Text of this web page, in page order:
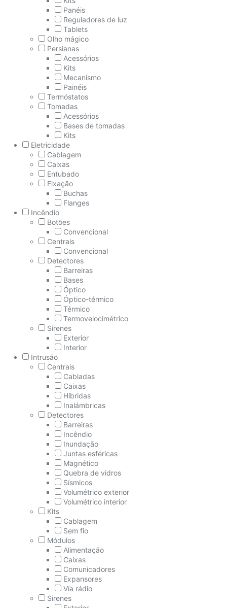
Panéis
Reguladores de luz
Tablets
Olho mágico
Persianas
Acessórios
Kits
Mecanismo
Painéis
Termóstatos
Tomadas
Acessórios
Bases de tomadas
Kits
Eletricidade
Cablagem
Caixas
Entubado
Fixação
Buchas
Flanges
Incêndio
Botões
Convencional
Centrais
Convencional
Detectores
Barreiras
Bases
Óptico
Óptico-térmico
Térmico
Termovelocimétrico
Sirenes
Exterior
Interior
Intrusão
Centrais
Cabladas
Caixas
Híbridas
Inalámbricas
Detectores
Barreiras
Incêndio
Inundação
Juntas esféricas
Magnético
Quebra de vidros
Sísmicos
Volumétrico exterior
Volumétrico interior
Kits
Cablagem
Sem fio
Módulos
Alimentação
Caixas
Comunicadores
Expansores
Vía rádio
Sirenes